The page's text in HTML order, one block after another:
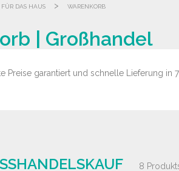
DAS HAUS > WARENKORB
| Großhandel
Preise garantiert und schnelle Lieferung
8